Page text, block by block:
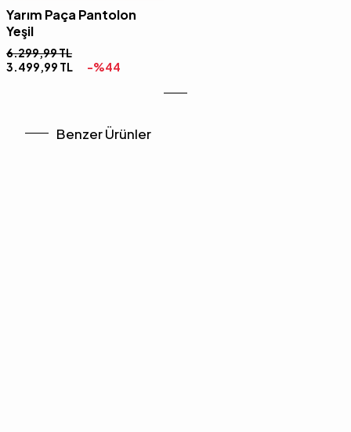
Yarım Paça Pantolon
Yeşil
6.299,99TL
3.499,99 TL -%44
Benzer Ürünler